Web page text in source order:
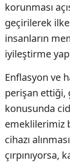
korunması
geçirilerek
insanların
iyileştirme
Enflasyon ve
perişan ettiği,
konusunda
emeklilerimiz
cihazı
çırpınıyorsa,